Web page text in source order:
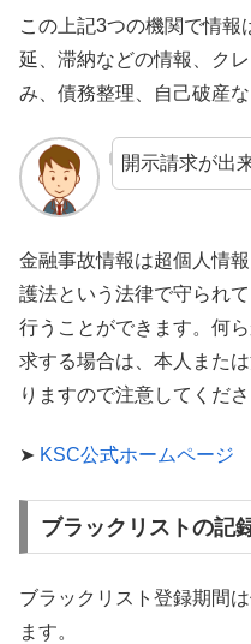
この上記3つの機関で情報
延、滞納などの情報、ク
み、債務整理、自己破産
開示請求が出
金融事故情報は超個人情
護法という法律で守られ
行うことができます。何
求する場合は、本人また
りますので注意してくださ
➤ KSC公式ホームページ
ブラックリストの記
ブラックリスト登録期間
ます。